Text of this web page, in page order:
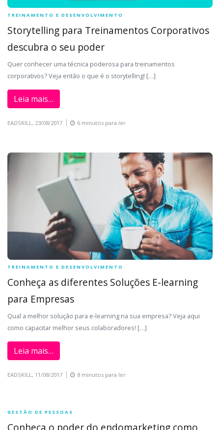
TREINAMENTO E DESENVOLVIMENTO
Storytelling para Treinamentos Corporativos
descubra o seu poder
Quer conhecer uma técnica poderosa para treinamentos
corporativos? Veja então o que é o storytelling! […]
Leia mais…
EADSKILL, 23/08/2017 6 minutos para ler
TREINAMENTO E DESENVOLVIMENTO
Conheça as diferentes Soluções E-learning
para Empresas
Qual a melhor solução para e-learning na sua empresa? Veja aqui
como capacitar melhor seus colaboradores! […]
Leia mais…
EADSKILL, 11/08/2017 8 minutos para ler
GESTÃO DE PESSOAS